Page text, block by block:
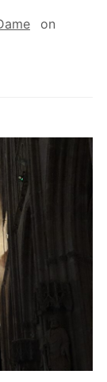
on